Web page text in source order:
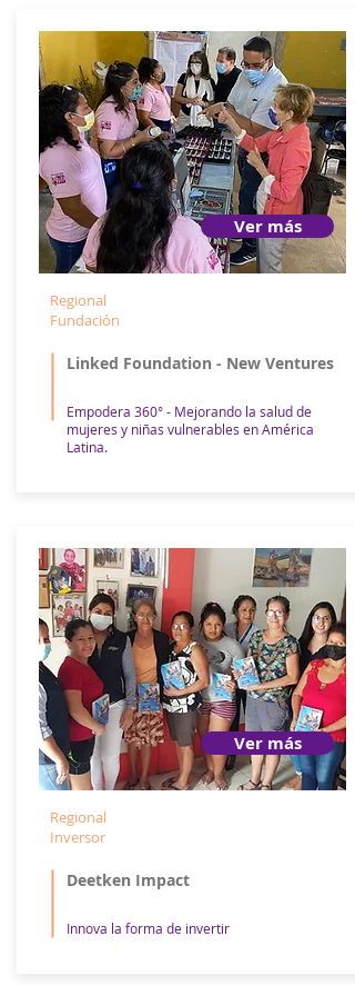
Ver más
Regional
Fundación
Linked Foundation - New Ventures
Empodera 360° - Mejorando la salud de
mujeres y niñas vulnerables en América
Latina.
Ver más
Regional
Inversor
Deetken Impact
Innova la forma de invertir